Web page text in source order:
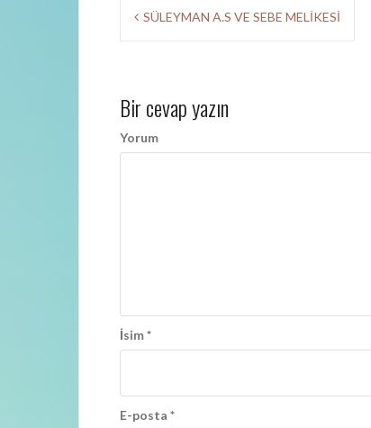
ı
d
m
ı
SÜLEYMAN A.S VE SEBE MELİKESİ
Bir cevap yazın
Yorum
İsim*
E-posta *